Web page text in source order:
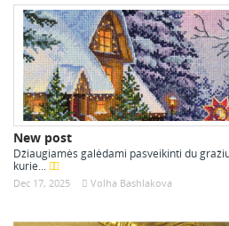
New post
Džiaugiamės galėdami pasveikinti du
kurie...
Dec 17, 2025 Volha Bashlakova